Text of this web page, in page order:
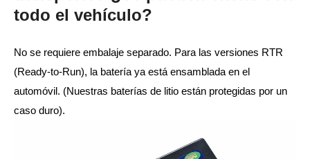
todo el vehículo?
No se requiere embalaje separado. Para las versiones RTR
(Ready-to-Run), la batería ya está ensamblada en el
automóvil. (Nuestras baterías de litio están protegidas por un
caso duro).